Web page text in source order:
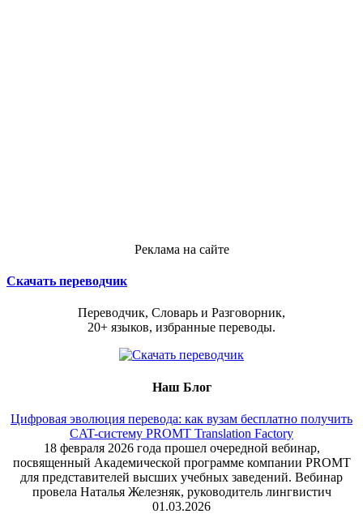
Реклама на сайте
Скачать переводчик
Переводчик, Словарь и Разговорник,
20+ языков, избранные переводы.
Наш Блог
Цифровая эволюция перевода: как вузам бесплатно получить
CAT-систему PROMT Translation Factory
18 февраля 2026 года прошел очередной вебинар,
посвященный Академической программе компании PROMT
для представителей высших учебных заведений. Вебинар
провела Наталья Железняк, руководитель лингвистич
01.03.2026